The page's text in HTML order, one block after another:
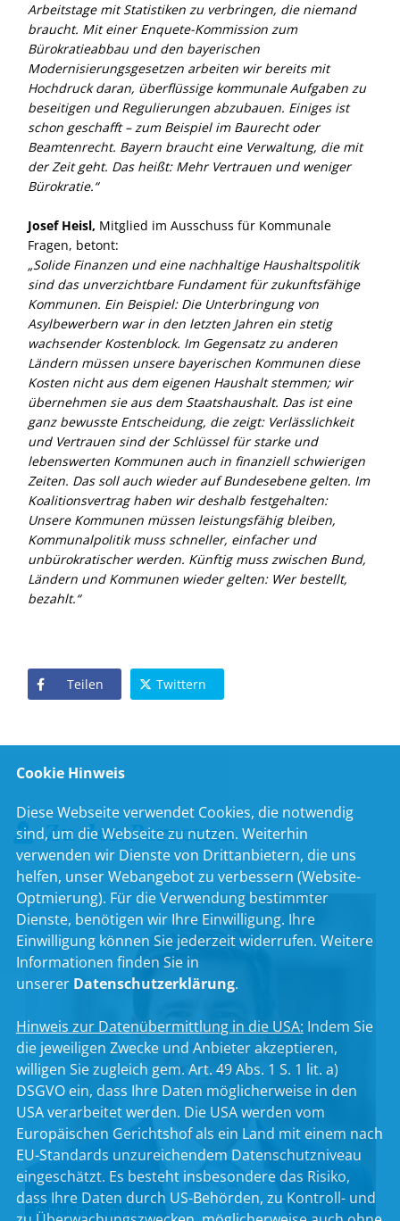
Arbeitstage mit Statistiken zu verbringen, die niemand
braucht. Mit einer Enquete-Kommission zum
Bürokratieabbau und den bayerischen
Modernisierungsgesetzen arbeiten wir bereits mit
Hochdruck daran, überflüssige kommunale Aufgaben zu
beseitigen und Regulierungen abzubauen. Einiges ist
schon geschafft – zum Beispiel im Baurecht oder
Beamtenrecht. Bayern braucht eine Verwaltung, die mit
der Zeit geht. Das heißt: Mehr Vertrauen und weniger
Bürokratie.“
Josef Heisl, Mitglied im Ausschuss für Kommunale
Fragen, betont:
Solide Finanzen und eine nachhaltige Haushaltspolitik
sind das unverzichtbare Fundament für zukunftsfähige
Kommunen. Ein Beispiel: Die Unterbringung von
Asylbewerbern war in den letzten Jahren ein stetig
wachsender Kostenblock. Im Gegensatz zu anderen
Ländern müssen unsere bayerischen Kommunen diese
Kosten nicht aus dem eigenen Haushalt stemmen; wir
übernehmen sie aus dem Staatshaushalt. Das ist eine
ganz bewusste Entscheidung, die zeigt: Verlässlichkeit
und Vertrauen sind der Schlüssel für starke und
lebenswerten Kommunen auch in finanziell schwierigen
Zeiten. Das soll auch wieder auf Bundesebene gelten. Im
Koalitionsvertrag haben wir deshalb festgehalten:
Unsere Kommunen müssen leistungsfähig bleiben,
Kommunalpolitik muss schneller, einfacher und
unbürokratischer werden. Künftig muss zwischen Bund,
Ländern und Kommunen wieder gelten: Wer bestellt,
bezahlt.“
Teilen Twittern
Zu den Personen
Patrick Grossmann
Cookie Hinweis
Diese Webseite verwendet Cookies, die notwendig
sind, um die Webseite zu nutzen. Weiterhin
verwenden wir Dienste von Drittanbietern, die uns
helfen, unser Webangebot zu verbessern (Website-
Optmierung). Für die Verwendung bestimmter
Dienste, benötigen wir Ihre Einwilligung. Ihre
Einwilligung können Sie jederzeit widerrufen. Weitere
Informationen finden Sie in
unserer Datenschutzerklärung.
Hinweis zur Datenübermittlung in die USA: Indem Sie
die jeweiligen Zwecke und Anbieter akzeptieren,
willigen Sie zugleich gem. Art. 49 Abs. 1 S. 1 lit. a)
DSGVO ein, dass Ihre Daten möglicherweise in den
USA verarbeitet werden. Die USA werden vom
Europäischen Gerichtshof als ein Land mit einem nach
EU-Standards unzureichendem Datenschutzniveau
eingeschätzt. Es besteht insbesondere das Risiko,
dass Ihre Daten durch US-Behörden, zu Kontroll- und